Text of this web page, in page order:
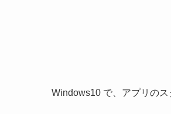
Windows10 で、アプリの